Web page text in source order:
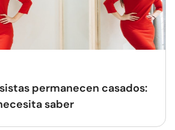
permanecen casados:
saber